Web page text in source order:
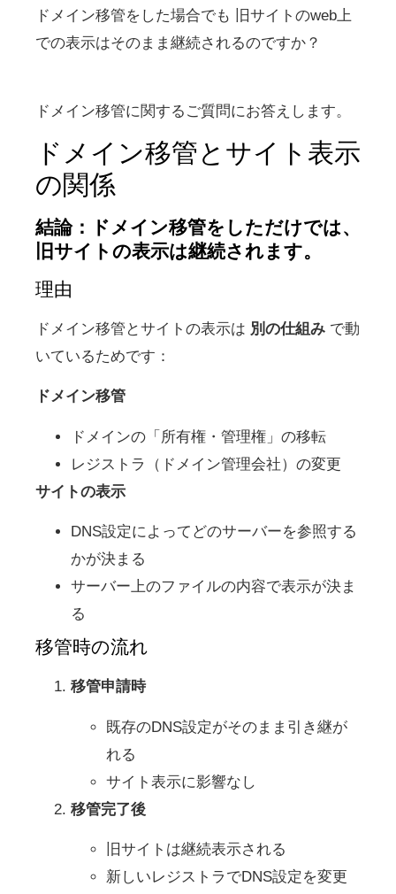
ドメイン移管をした場合でも 旧サイトのweb上
での表示はそのまま継続されるのですか？
ドメイン移管に関するご質問にお答えします。
ドメイン移管とサイト表示
の関係
結論：ドメイン移管をしただけでは、
旧サイトの表示は継続されます。
理由
ドメイン移管とサイトの表示は 別の仕組み で動
いているためです：
ドメイン移管
ドメインの「所有権・管理権」の移転
レジストラ（ドメイン管理会社）の変更
サイトの表示
DNS設定によってどのサーバーを参照する
かが決まる
サーバー上のファイルの内容で表示が決ま
る
移管時の流れ
移管申請時
既存のDNS設定がそのまま引き継が
れる
サイト表示に影響なし
移管完了後
旧サイトは継続表示される
新しいレジストラでDNS設定を変更